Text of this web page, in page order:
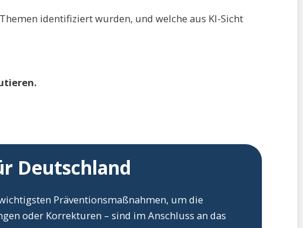
identifiziert wurden, und welche aus KI-Sicht
Deutschland
Präventionsmaßnahmen, um die
oder Korrekturen – sind im Anschluss an das